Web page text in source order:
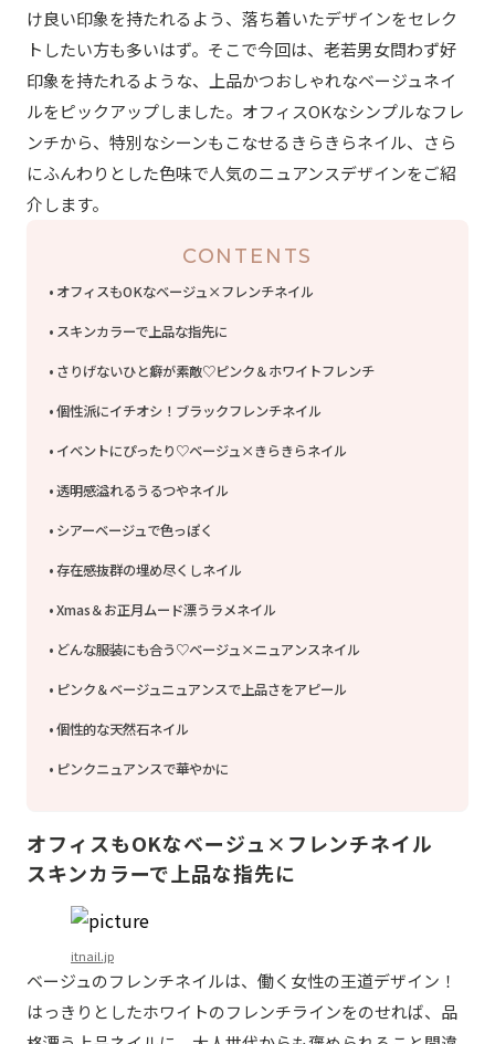
け良い印象を持たれるよう、落ち着いたデザインをセレク
トしたい方も多いはず。そこで今回は、老若男女問わず好
印象を持たれるような、上品かつおしゃれなベージュネイ
ルをピックアップしました。オフィスOKなシンプルなフレ
ンチから、特別なシーンもこなせるきらきらネイル、さら
にふんわりとした色味で人気のニュアンスデザインをご紹
介します。
CONTENTS
オフィスもOKなベージュ×フレンチネイル
スキンカラーで上品な指先に
さりげないひと癖が素敵♡ピンク＆ホワイトフレンチ
個性派にイチオシ！ブラックフレンチネイル
イベントにぴったり♡ベージュ×きらきらネイル
透明感溢れるうるつやネイル
シアーベージュで色っぽく
存在感抜群の埋め尽くしネイル
Xmas＆お正月ムード漂うラメネイル
どんな服装にも合う♡ベージュ×ニュアンスネイル
ピンク＆ベージュニュアンスで上品さをアピール
個性的な天然石ネイル
ピンクニュアンスで華やかに
オフィスもOKなベージュ×フレンチネイル
スキンカラーで上品な指先に
itnail.jp
ベージュのフレンチネイルは、働く女性の王道デザイン！
はっきりとしたホワイトのフレンチラインをのせれば、品